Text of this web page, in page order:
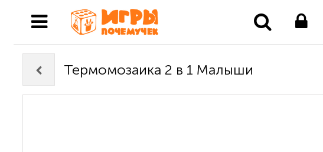
Термомозаика 2 в 1 Малыши